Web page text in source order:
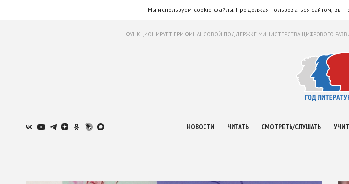
Мы используем cookie-файлы. Продолжая пользоваться сайтом, вы
ФУНКЦИОНИРУЕТ ПРИ ФИНАНСОВОЙ ПОДДЕРЖКЕ МИНИСТЕРСТВА ЦИФРОВОГО
НОВОСТИ ЧИТАТЬ СМОТРЕТЬ/СЛУШАТЬ